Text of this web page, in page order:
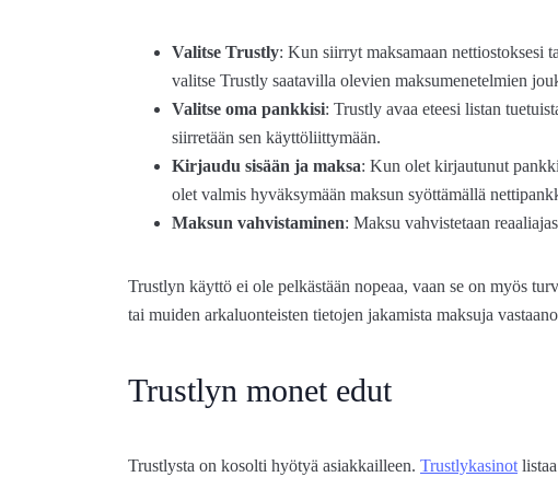
Valitse Trustly: Kun siirryt maksamaan nettiostoksesi
valitse Trustly saatavilla olevien maksumenetelmien
Valitse oma pankkisi: Trustly avaa eteesi listan
siirretään sen käyttöliittymään.
Kirjaudu sisään ja maksa: Kun olet kirjautunut
olet valmis hyväksymään maksun syöttämällä
Maksun vahvistaminen: Maksu vahvistetaan
Trustlyn käyttö ei ole pelkästään nopeaa, vaan se on myös
tai muiden arkaluonteisten tietojen jakamista maksuja
Trustlyn monet edut
Trustlysta on kosolti hyötyä asiakkailleen. Trustlykasinot